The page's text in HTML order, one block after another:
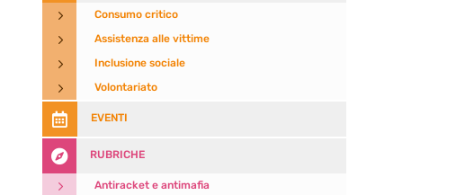
5 Consumo critico
5 Assistenza alle vittime
5 Inclusione sociale
5 Volontariato
 EVENTI
 RUBRICHE
5 Antiracket e antimafia